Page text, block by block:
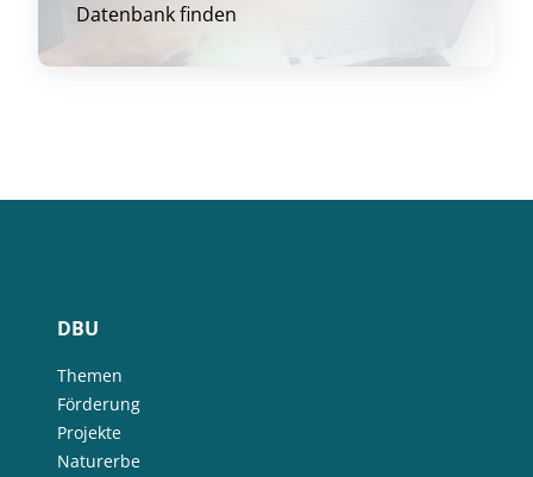
Datenbank finden
DBU
Themen
Förderung
Projekte
Naturerbe